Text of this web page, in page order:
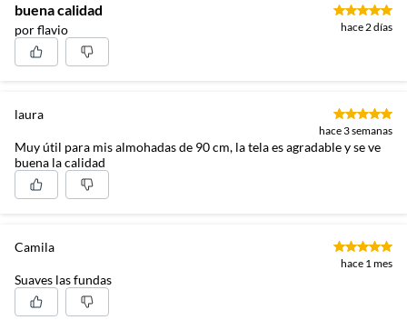
buena calidad
por flavio hace 2 días
laura
hace 3 semanas
Muy útil para mis almohadas de 90 cm, la tela es agradable y se ve
buena la calidad
Camila
hace 1 mes
Suaves las fundas